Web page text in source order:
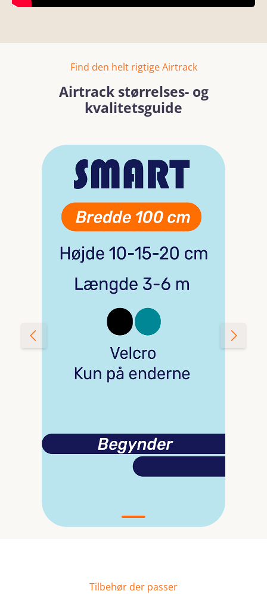
Find den helt rigtige Airtrack
Airtrack størrelses- og
kvalitetsguide
Spring over billedgalleri
Læs mere
Tilbehør der passer